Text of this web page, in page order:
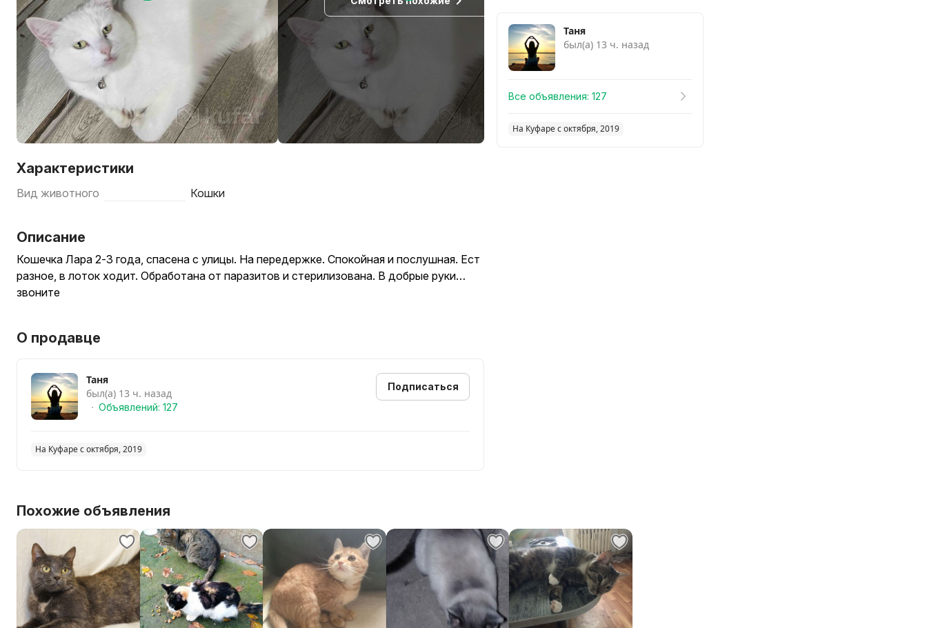
Характеристики
Вид животного Кошки
Описание
Кошечка Лара 2-3 года, спасена с улицы. На передержке. Спокойная и послушная. Ест
разное, в лоток ходит. Обработана от паразитов и стерилизована. В добрые руки…
звоните
О продавце
Таня
был(а) 13 ч. назад
Объявлений: 127
Подписаться
На Куфаре с октября, 2019
Похожие объявления
Таня
был(а) 13 ч. назад
Все объявления: 127
На Куфаре с октября, 2019